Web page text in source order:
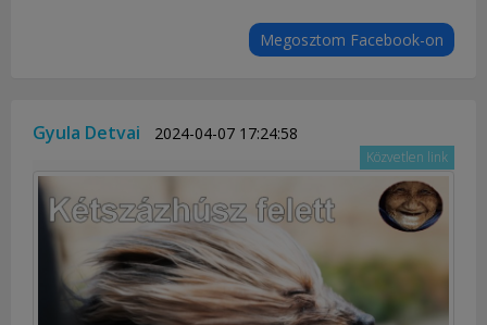
Megosztom Facebook-on
Gyula Detvai 2024-04-07 17:24:58
Közvetlen link